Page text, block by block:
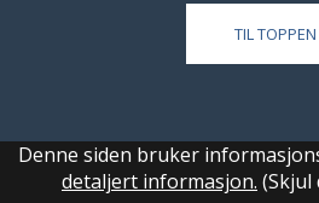
TIL TOPPEN
Denne siden bruker
detaljert informasjon. (Skjul